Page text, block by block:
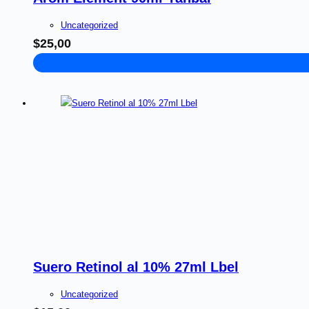
Uncategorized
$25,00
Suero Retinol al 10% 27ml Lbel
Uncategorized